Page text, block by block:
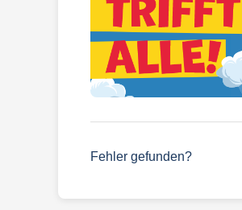
Fehler gefunden?